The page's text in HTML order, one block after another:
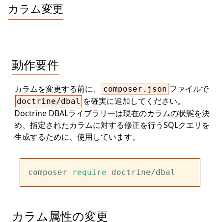
カラム変更
動作要件
カラムを変更する前に、 composer.json ファイルで
doctrine/dbal を確実に追加してください。
Doctrine DBALライブラリーは現在のカラムの状態を決
め、指定されたカラムに対する修正を行うSQLクエリを
生成するために、使用しています。
composer require
カラム属性の変更